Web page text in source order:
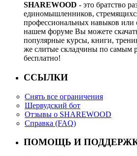
SHAREWOOD - это братство
единомышленников,
профессиональных навыков
нашем форуме Вы можете
популярные курсы, книги,
же слитые складчины по самым
бесплатно!
ССЫЛКИ
Снять все ограничения
Шервудский бот
Отзывы о SHAREWOOD
Справка (FAQ)
ПОМОЩЬ И